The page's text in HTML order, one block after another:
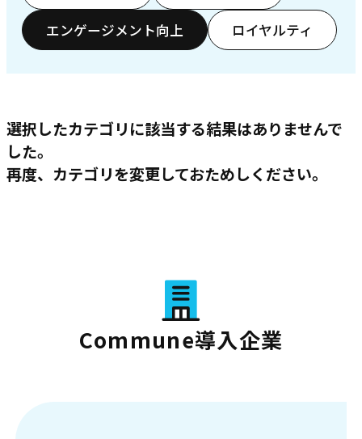
エンゲージメント向上 ロイヤルティ
選択したカテゴリに該当する結果はありませんで
した。
再度、カテゴリを変更しておためしください。
Commune導入企業